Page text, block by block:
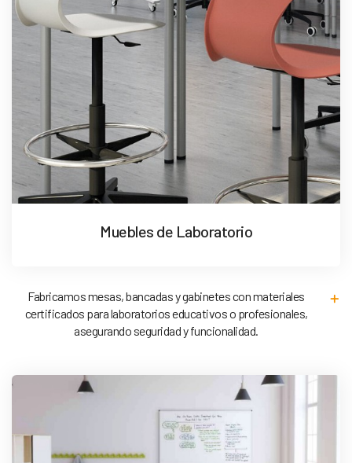
Muebles de Laboratorio
Fabricamos mesas, bancadas y gabinetes con materiales
certificados para laboratorios educativos o profesionales,
asegurando seguridad y funcionalidad.